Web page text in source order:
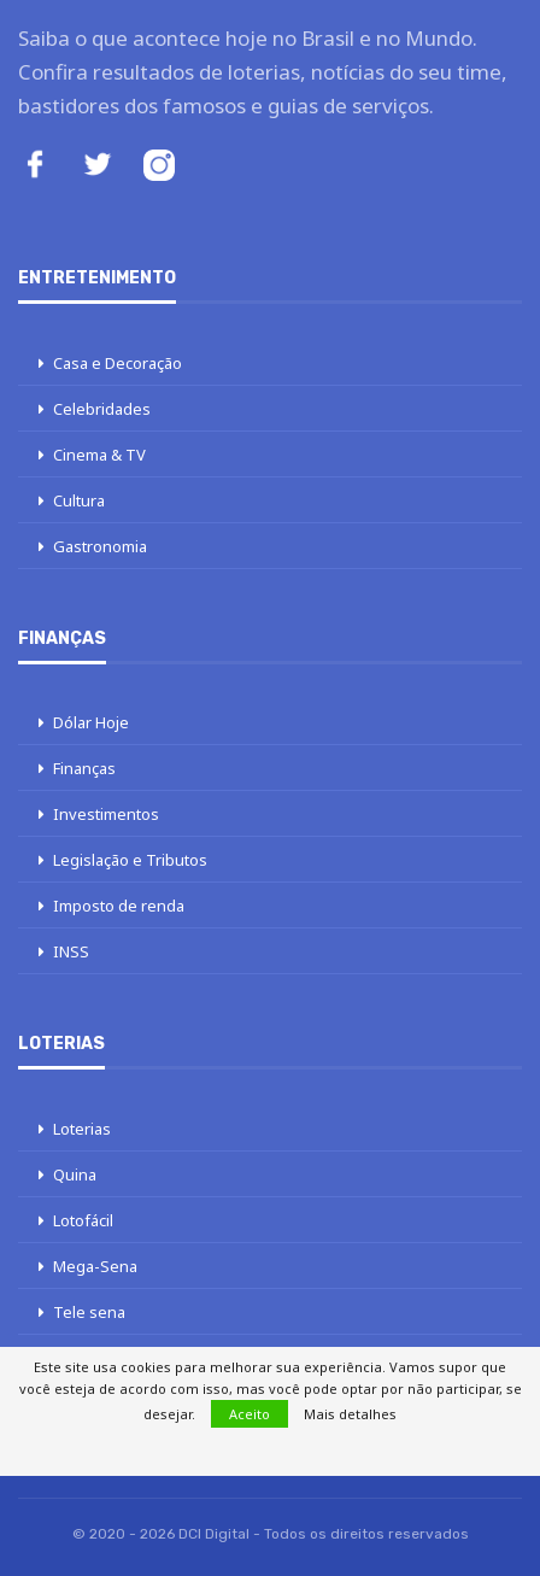
Saiba o que acontece hoje no Brasil e no Mundo.
Confira resultados de loterias, notícias do seu time,
bastidores dos famosos e guias de serviços.
ENTRETENIMENTO
Casa e Decoração
Celebridades
Cinema & TV
Cultura
Gastronomia
FINANÇAS
Dólar Hoje
Finanças
Investimentos
Legislação e Tributos
Imposto de renda
INSS
LOTERIAS
Loterias
Quina
Lotofácil
Mega-Sena
Tele sena
© 2020 - 2026 DCI Digital - Todos os direitos reservados
Este site usa cookies para melhorar sua experiência. Vamos supor que
você esteja de acordo com isso, mas você pode optar por não participar, se
desejar.
Aceito Mais detalhes